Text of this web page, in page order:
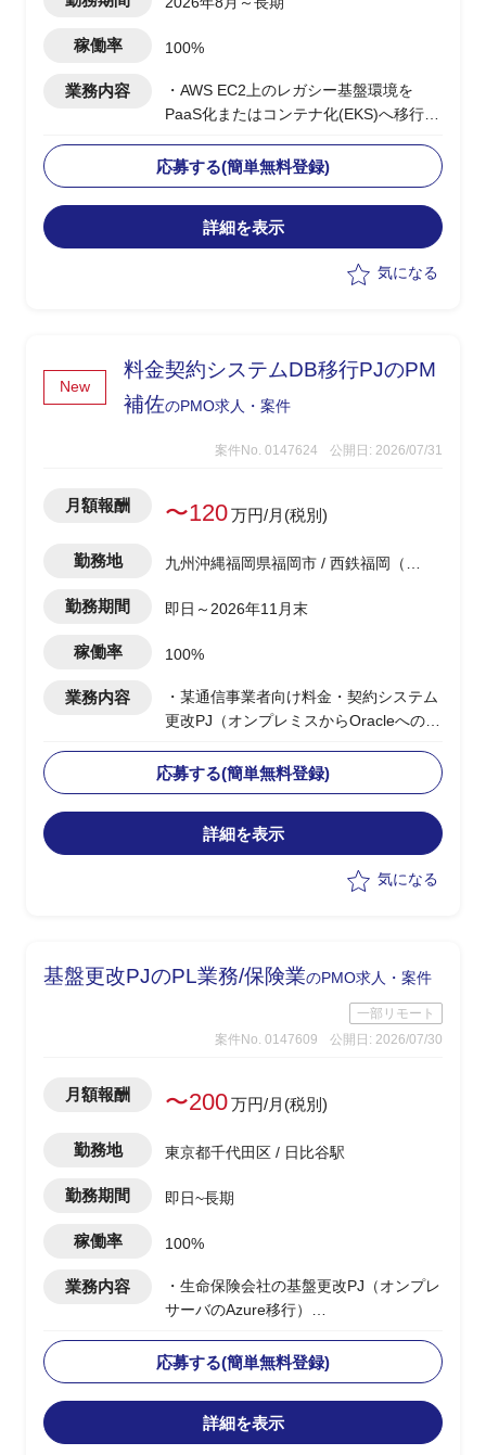
稼働率 100%
業務内容
・AWS EC2上のレガシー基盤環境を
PaaS化またはコンテナ化(EKS)へ移行す
・「これありきで進める」システム構築
の方針に基づき、基盤刷新の推進役を担
当
・アジャイル的な開発スタイルでのPJ推
・5〜6名体制のチームでの技術検討、意
まとめを担当
応募する(簡単無料登録)
詳細を表示
気になる
New
料金契約システムDB移行PJのPM
補佐のPMO求人・案件
案件No. 0147624 公開日: 2026/07/31
月額報酬 〜120万円/月(税別)
勤務地
九州沖縄福岡県福岡市 / 西鉄福岡（天
勤務期間 即日～2026年11月末
稼働率 100%
業務内容
・某通信事業者向け料金・契約システム
更改PJ（オンプレミスからOracleへの
・移行設計・検証フェーズ完了後の推進
フェーズにおいて、PMのマネジメント
業務をサポート
・進捗管理、課題整理、関係者調整等の
・業務アプリケーションの知見は不要、
応募する(簡単無料登録)
詳細を表示
気になる
基盤更改PJのPL業務/保険業のPMO求人・案件
一部リモート
案件No. 0147609
公開日: 2026/07/30
月額報酬 〜200万円/月(税別)
勤務地 東京都千代田区 / 日比谷駅
勤務期間 即日~長期
稼働率 100%
業務内容
・生命保険会社の基盤更改PJ（オンプレ
サーバのAzure移行）
ての参画
・工程スケジュール：2026年7月より要
件定義開始、2028年5月頃の本番切替を
目標に、設計・構築・テスト・移行の各
応募する(簡単無料登録)
詳細を表示